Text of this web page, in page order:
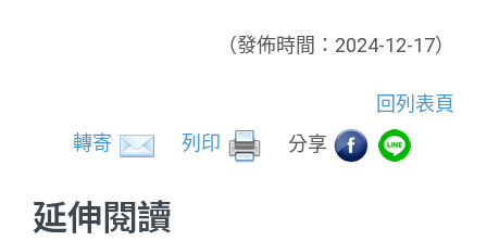
（發佈時間：2024-12-17）
回列表頁
轉寄
列印 分享
延伸閱讀